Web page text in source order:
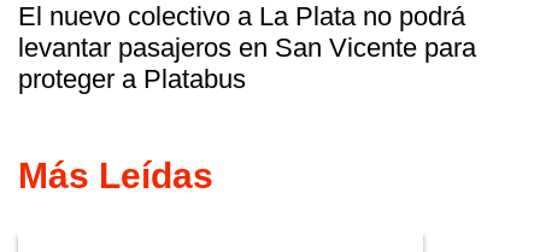
El nuevo colectivo a La Plata no podrá
levantar pasajeros en San Vicente para
proteger a Platabus
Más Leídas